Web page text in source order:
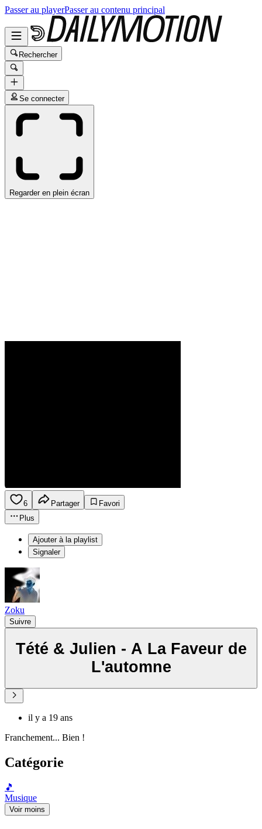
Passer au playerPasser au contenu principal
Rechercher
Se connecter
Regarder en plein écran
6 Partager
Favori
Plus
Ajouter à la playlist
Signaler
Zoku
Suivre
Tété & Julien - A La Faveur de
L'automne
il y a 19 ans
Franchement... Bien !
Catégorie
🎵
Musique
Voir moins